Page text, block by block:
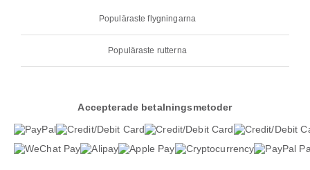
Populäraste flygningarna
Populäraste rutterna
Accepterade betalningsmetoder